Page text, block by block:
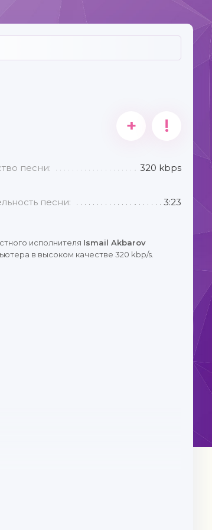
+ !
песни: 320 kbps
песни: 3:23
исполнителя Ismail Akbarov
в высоком качестве 320 kbp/s.